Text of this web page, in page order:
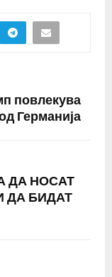
повлекува
Германија
ДА НОСАТ
ДА БИДАТ